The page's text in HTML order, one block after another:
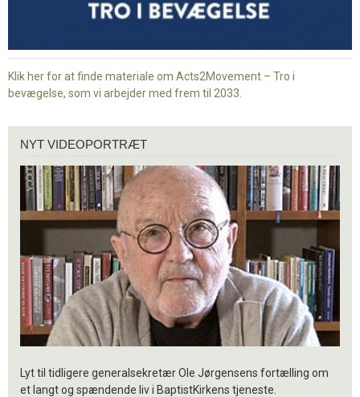
Klik her for at finde materiale om Acts2Movement – Tro i
bevægelse, som vi arbejder med frem til 2033.
videoportræt
NYT VIDEOPORTRÆT
Lyt til tidligere generalsekretær Ole Jørgensens fortælling om
et langt og spændende liv i BaptistKirkens tjeneste.